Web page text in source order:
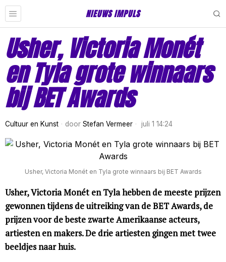
NIEUWS IMPULS
Usher, Victoria Monét
en Tyla grote winnaars
bij BET Awards
Cultuur en Kunst door Stefan Vermeer juli 1 14:24
Usher, Victoria Monét en Tyla grote winnaars bij BET Awards
Usher, Victoria Monét en Tyla hebben de meeste prijzen
gewonnen tijdens de uitreiking van de BET Awards, de
prijzen voor de beste zwarte Amerikaanse acteurs,
artiesten en makers. De drie artiesten gingen met twee
beeldjes naar huis.